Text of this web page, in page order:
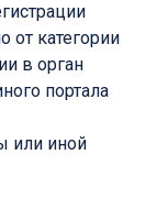
от категории
в орган
портала
или иной